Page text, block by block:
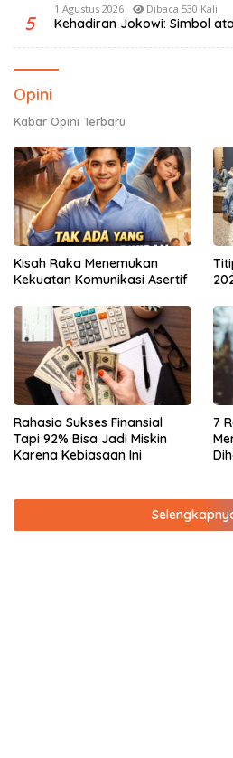
5
1 Agustus 2026 Dibaca 530 Kali
Kehadiran Jokowi: Simbol
Opini
Kabar Opini Terbaru
Kisah Raka Menemukan
Kekuatan Komunikasi Asertif
Rahasia Sukses Finansial
Tapi 92% Bisa Jadi Miskin
Karena Kebiasaan Ini
7